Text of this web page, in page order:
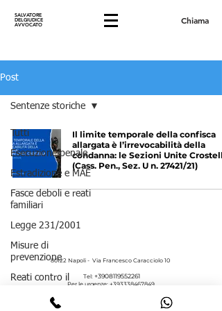
SALVATORE
DELGIUDICE
AVVOCATO Chiama
Post
Tutti
Esecuzione penale
Estradizione e MAE
Fasce deboli e reati
familiari
Legge 231/2001
Misure di
prevenzione
Reati contro il
Sentenze storiche
Il limite temporale della confisca
allargata è l’irrevocabilità della
condanna: le Sezioni Unite
(Cass. Pen., Sez. U n. 27421/21)
80122 Napoli - Via Francesco Caracciolo 10
Tel: +3908119552261
Per le urgenze: +393338467849